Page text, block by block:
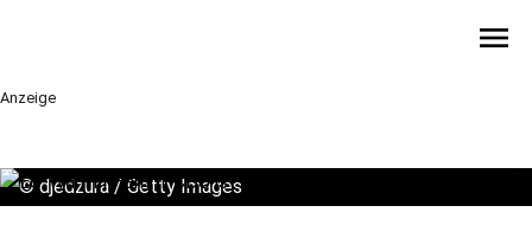
menu
Anzeige
© djedzura / Getty Images